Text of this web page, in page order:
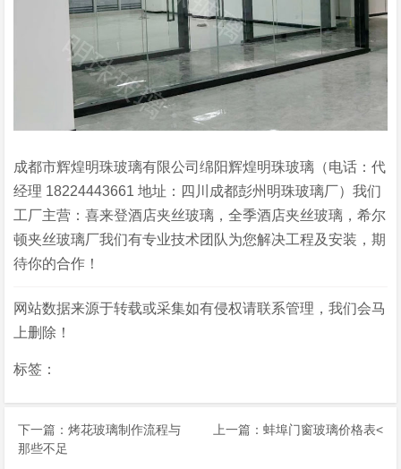
成都市辉煌明珠玻璃有限公司绵阳辉煌明珠玻璃（电话：代
经理 18224443661 地址：四川成都彭州明珠玻璃厂）我们
工厂主营：喜来登酒店夹丝玻璃，全季酒店夹丝玻璃，希尔
顿夹丝玻璃厂我们有专业技术团队为您解决工程及安装，期
待你的合作！
网站数据来源于转载或采集如有侵权请联系管理，我们会马
上删除！
标签：
下一篇： 烤花玻璃制作流程与
那些不足
上一篇： 蚌埠门窗玻璃价格表<